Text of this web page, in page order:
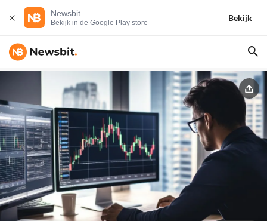
Newsbit
Bekijk in de Google Play store
Bekijk